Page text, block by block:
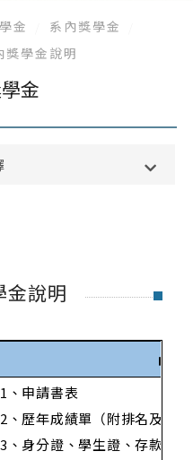
金
系內獎學金
獎學金說明
金
金說明
申請
1 、申請書表
2、歷年成績單（附排名及勞
3、身分證、學生證、存款封